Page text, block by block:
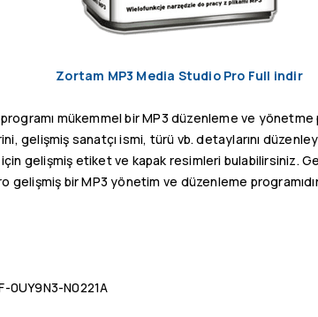
Zortam MP3 Media Studio Pro Full indir
mükemmel bir MP3 düzenleme ve yönetme
gelişmiş sanatçı ismi, türü vb. detaylarını
gelişmiş etiket ve kapak resimleri bulabilirsiniz.
gelişmiş bir MP3 yönetim ve düzenleme
0UY9N3-N0221A